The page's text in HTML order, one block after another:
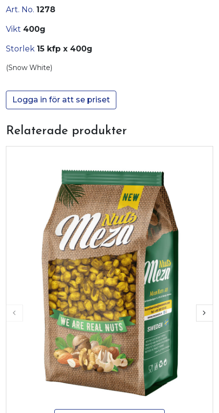
Art. No. 1278
Vikt 400g
Storlek 15 kfp x 400g
(Snow White)
Logga in för att se priset
Relaterade produkter